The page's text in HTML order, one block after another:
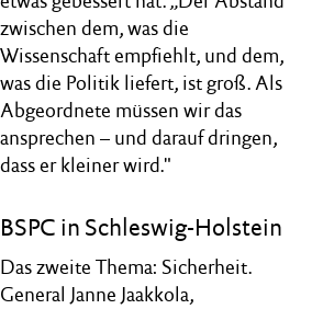
zwischen dem, was die
Wissenschaft empfiehlt, und dem,
was die Politik liefert, ist groß. Als
Abgeordnete müssen wir das
ansprechen – und darauf dringen,
dass er kleiner wird."
BSPC in Schleswig-Holstein
Das zweite Thema: Sicherheit.
General Janne Jaakkola,